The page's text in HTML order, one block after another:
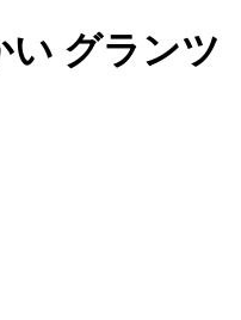
グランツ